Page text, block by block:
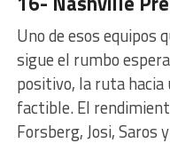
Uno de esos equipos
sigue el rumbo
positivo, la ruta
factible. El
Forsberg, Josi, Saros